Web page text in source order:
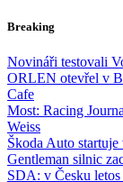
Skip
content
Breaking
Novináři testovali
ORLEN otevřel v
Cafe
Most: Racing
Weiss
Škoda Auto
Gentleman silnic
SDA: v Česku